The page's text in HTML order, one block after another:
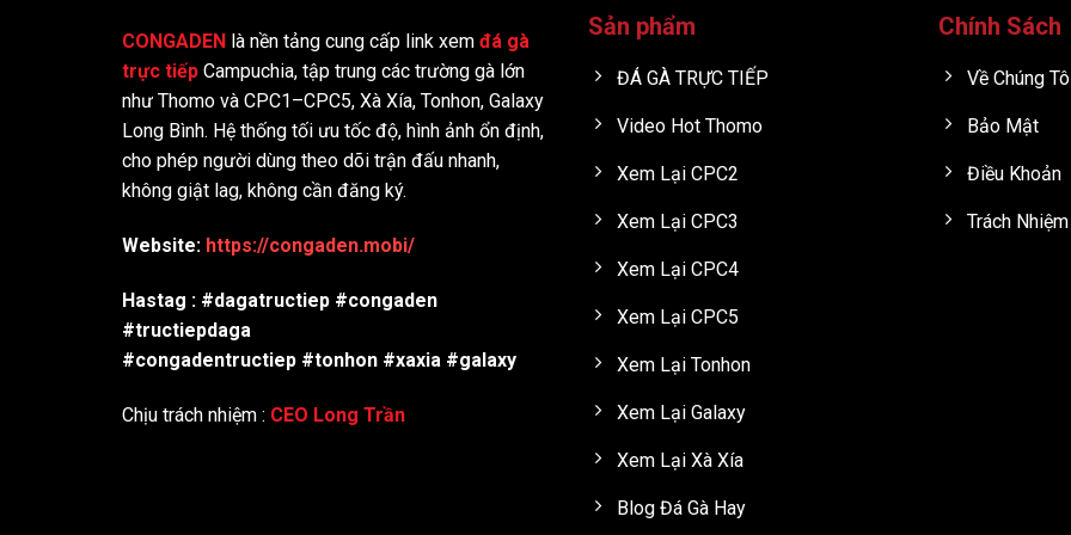
CONGADEN là nền tảng cung cấp link xem đá gà
trực tiếp Campuchia, tập trung các trường gà lớn
như Thomo và CPC1–CPC5, Xà Xía, Tonhon, Galaxy
Long Bình. Hệ thống tối ưu tốc độ, hình ảnh ổn định,
cho phép người dùng theo dõi trận đấu nhanh,
không giật lag, không cần đăng ký.
Website: https://congaden.mobi/
Hastag : #dagatructiep #congaden
#tructiepdaga
#congadentructiep #tonhon #xaxia #galaxy
Chịu trách nhiệm : CEO Long Trần
Sản phẩm
ĐÁ GÀ TRỰC TIẾP
Video Hot Thomo
Xem Lại CPC2
Xem Lại CPC3
Xem Lại CPC4
Xem Lại CPC5
Xem Lại Tonhon
Xem Lại Galaxy
Xem Lại Xà Xía
Blog Đá Gà Hay
Chính Sách
Về Chúng
Bảo Mật
Điều Khoản
Trách Nhiệm